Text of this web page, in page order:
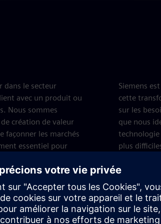
dans le secteur
avec un produit ou
Nous sommes
création de valeur
façonner les marchés
essentiel pour
de nos solutions,
Siemens
cette
sur les
que nous
plus
C'est l'un
l'expérience